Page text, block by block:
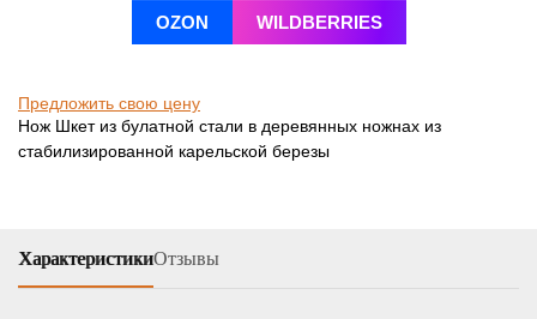
OZON WILDBERRIES
Предложить свою цену
Нож Шкет из булатной стали в деревянных ножнах из
стабилизированной карельской березы
ХарактеристикиОтзывы